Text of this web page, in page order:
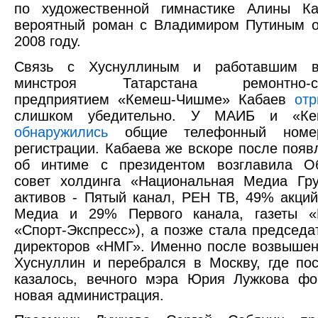
по художественной гимнастике Алины
вероятный роман с Владимиром Путиным
2008 году.
Связь с Хуснуллиным и работавшим в
минстроя Татарстана ремонтно-
предприятием «Кемеш-Чишме» Кабаев
слишком убедительно. У МАИБ и
обнаружились общие телефонный
регистрации. Кабаева же вскоре после
об интиме с президентом возглавила
совет холдинга «Национальная Медиа
активов - Пятый канал, РЕН ТВ, 49%
Mедиа и 29% Первого канала, газеты
«Спорт-Экспресс»), а позже стала
директоров «НМГ». Именно после
Хуснуллин и перебрался в Москву, где
казалось, вечного мэра Юрия Лужкова
новая администрация.